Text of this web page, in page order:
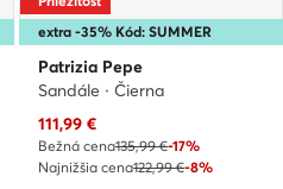
extra -35% Kód: SUMMER
Patrizia Pepe
Sandále · Čierna
Aktuálna cena
111,99 €
Bežná cena135,99 €-17%
Najnižšia cena122,99 €-8%